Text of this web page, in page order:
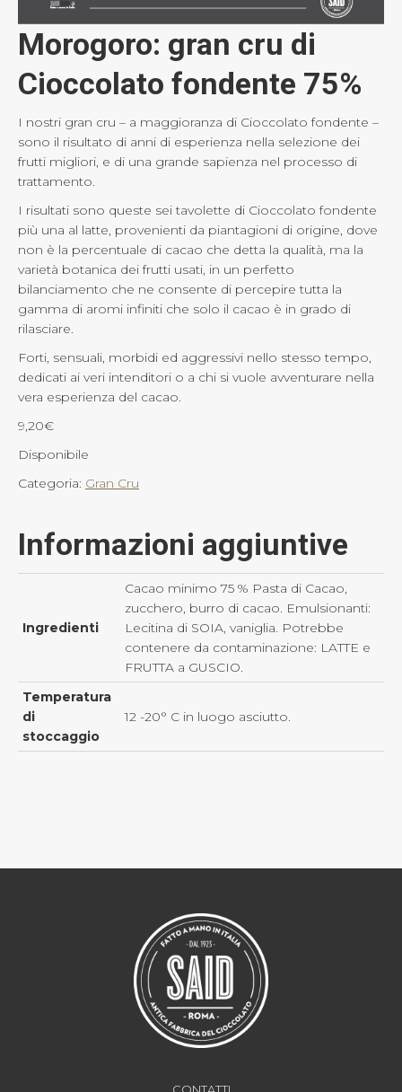
Morogoro: gran cru di
Cioccolato fondente 75%
I nostri gran cru – a maggioranza di Cioccolato fondente –
sono il risultato di anni di esperienza nella selezione dei
frutti migliori, e di una grande sapienza nel processo di
trattamento.
I risultati sono queste sei tavolette di Cioccolato fondente
più una al latte, provenienti da piantagioni di origine, dove
non è la percentuale di cacao che detta la qualità, ma la
varietà botanica dei frutti usati, in un perfetto
bilanciamento che ne consente di percepire tutta la
gamma di aromi infiniti che solo il cacao è in grado di
rilasciare.
Forti, sensuali, morbidi ed aggressivi nello stesso tempo,
dedicati ai veri intenditori o a chi si vuole avventurare nella
vera esperienza del cacao.
9,20€
Disponibile
Categoria: Gran Cru
Informazioni aggiuntive
Ingredienti
Cacao minimo 75 % Pasta di Cacao,
zucchero, burro di cacao. Emulsionanti:
Lecitina di SOIA, vaniglia. Potrebbe
contenere da contaminazione: LATTE e
FRUTTA a GUSCIO.
Temperatura
di
stoccaggio
12 -20° C in luogo asciutto.